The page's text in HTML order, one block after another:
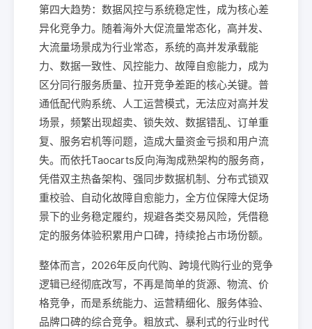
第四大趋势：数据风控与系统稳定性，成为核心差
异化竞争力。随着海外大促流量常态化，高并发、
大流量场景成为行业常态，系统的高并发承载能
力、数据一致性、风控能力、故障自愈能力，成为
区分同行服务质量、拉开竞争差距的核心关键。普
通低配代购系统、人工运营模式，无法应对高并发
场景，频繁出现超卖、锁失效、数据错乱、订单重
复、服务宕机等问题，造成大量资金亏损和用户流
失。而依托Taocarts反向海淘成熟架构的服务商，
凭借双主热备架构、强同步数据机制、分布式锁双
重校验、自动化故障自愈能力，全方位保障大促场
景下的业务稳定履约，规避各类交易风险，凭借稳
定的服务体验积累用户口碑，持续抢占市场份额。
整体而言，2026年反向代购、跨境代购行业的竞争
逻辑已经彻底改写，不再是简单的货源、物流、价
格竞争，而是系统能力、运营精细化、服务体验、
品牌口碑的综合竞争。粗放式、暴利式的行业时代